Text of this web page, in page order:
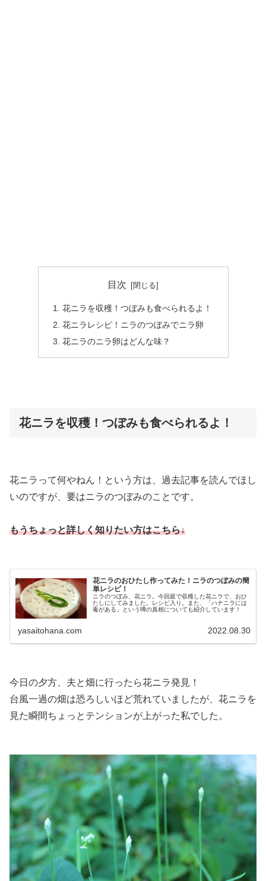
目次
花ニラを収穫！つぼみも食べられるよ！
花ニラレシピ！ニラのつぼみでニラ卵
花ニラのニラ卵はどんな味？
花ニラを収穫！つぼみも食べられるよ！
花ニラって何やねん！という方は、過去記事を読んでほし
いのですが、要はニラのつぼみのことです。
もうちょっと詳しく知りたい方はこちら↓
花ニラのおひたし作ってみた！ニラのつぼみの簡
単レシピ！
ニラのつぼみ、花ニラ。今回庭で収穫した花ニラで、おひ
たしにしてみました。レシピ入り。また、「ハナニラには
毒がある」という噂の真相についても紹介しています！
yasaitohana.com 2022.08.30
今日の夕方、夫と畑に行ったら花ニラ発見！
台風一過の畑は恐ろしいほど荒れていましたが、花ニラを
見た瞬間ちょっとテンションが上がった私でした。